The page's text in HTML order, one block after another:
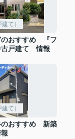
て）
のおすすめ 『フ
古戸建て 情報
て）
のおすすめ 新築